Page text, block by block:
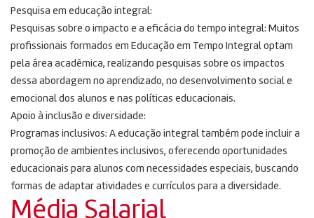
Pesquisa em educação integral:
Pesquisas sobre o impacto e a eficácia do tempo integral: Muitos
profissionais formados em Educação em Tempo Integral optam
pela área acadêmica, realizando pesquisas sobre os impactos
dessa abordagem no aprendizado, no desenvolvimento social e
emocional dos alunos e nas políticas educacionais.
Apoio à inclusão e diversidade:
Programas inclusivos: A educação integral também pode incluir a
promoção de ambientes inclusivos, oferecendo oportunidades
educacionais para alunos com necessidades especiais, buscando
formas de adaptar atividades e currículos para a diversidade.
Média Salarial